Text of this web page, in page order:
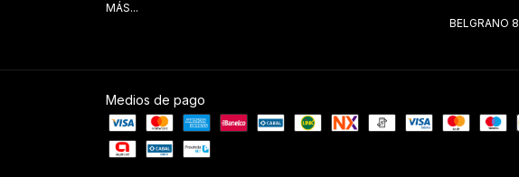
MÁS...
BELGRANO
Medios de pago